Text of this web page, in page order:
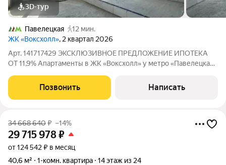
3D-тур
Павелецкая
12 мин.
ЖК «Воксхолл», 2 квартал 2026
Арт. 141717429 ЭКСКЛЮЗИВНОЕ ПРЕДЛОЖЕНИЕ ИПОТЕКА
ОТ 11,9% Апартаменты в ЖК «Воксхолл» у метро «Павелецкая»
современного 25-этажного жилого комплекса. Панорамный
вид на Москву, потолки высотой 3,2 м и
Позвонить Написать
34 668 640₽ –14%
29 715 978₽
от 124 542 ₽ в месяц
40,6 м²
1-комн. квартира 14 этаж из 24